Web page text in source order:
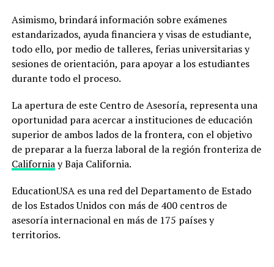
Asimismo, brindará información sobre exámenes
estandarizados, ayuda financiera y visas de estudiante,
todo ello, por medio de talleres, ferias universitarias y
sesiones de orientación, para apoyar a los estudiantes
durante todo el proceso.
La apertura de este Centro de Asesoría, representa una
oportunidad para acercar a instituciones de educación
superior de ambos lados de la frontera, con el objetivo
de preparar a la fuerza laboral de la región fronteriza de
Californiay Baja California.
EducationUSA es una red del Departamento de Estado
de los Estados Unidos con más de 400 centros de
asesoría internacional en más de 175 países y
territorios.